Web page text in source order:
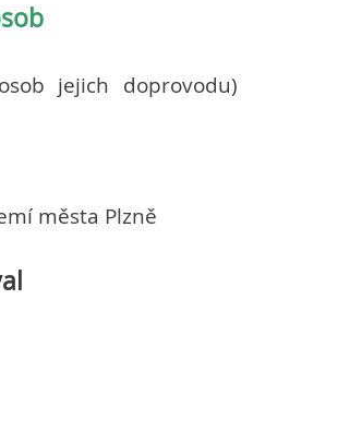
jejich doprovodu)
města Plzně
l